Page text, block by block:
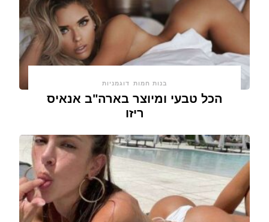
בנות חמות דוגמניות
הכל טבעי ומיוצר בארה"ב אנאיס
ריזו